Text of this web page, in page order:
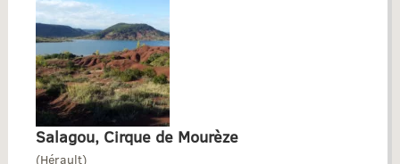
Salagou, Cirque de Mourèze
(Hérault)